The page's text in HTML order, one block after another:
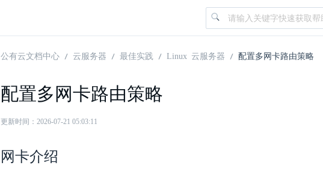
公有云文档中心 云服务器 最佳实践 Linux 云服务器 配置多网卡路由策略
配置多网卡路由策略
更新时间：2026-07-21 05:03:11
网卡介绍